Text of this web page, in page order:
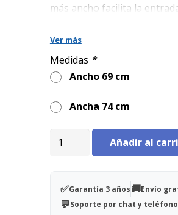
más ancho facilita la
asidera incorporada
Ver más
Medidas *
Ancho 69 cm
Ancha 74 cm
Tabla
CORTA
Añadir al
✅Garantía 3 años🚚Envío
💬Soporte por chat y teléfono